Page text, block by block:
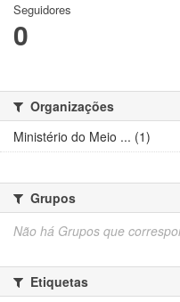
Seguidores
0
Organizações
Ministério do Meio ... (1)
Grupos
Não há Grupos que
Etiquetas